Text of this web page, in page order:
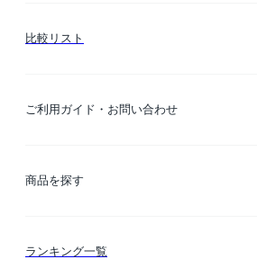
比較リスト
ご利用ガイド・お問い合わせ
ご利用ガイド
商品を探す
カテゴリー検索
ランキング一覧